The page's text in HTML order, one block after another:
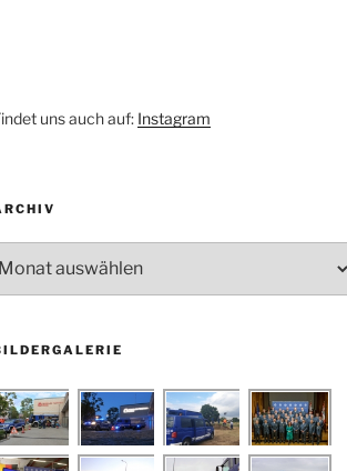
uns auch auf: Instagram